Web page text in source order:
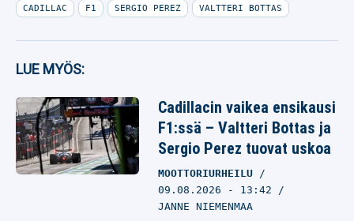
CADILLAC F1 SERGIO PEREZ VALTTERI BOTTAS
LUE MYÖS:
Cadillacin vaikea ensikausi
F1:ssä – Valtteri Bottas ja
Sergio Perez tuovat uskoa
MOOTTORIURHEILU
09.08.2026 - 13:42
JANNE NIEMENMAA